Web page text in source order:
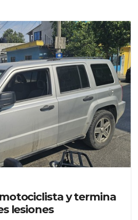
y termina
lesiones